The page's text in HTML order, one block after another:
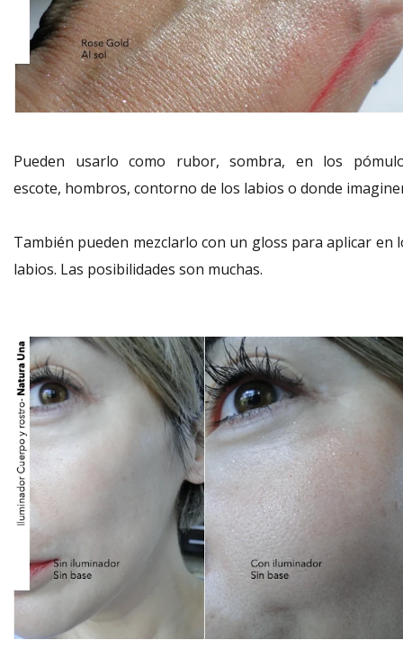
Pueden usarlo como rubor, sombra, en los
escote, hombros, contorno de los labios o donde
También pueden mezclarlo con un gloss para aplicar en
labios. Las posibilidades son muchas.